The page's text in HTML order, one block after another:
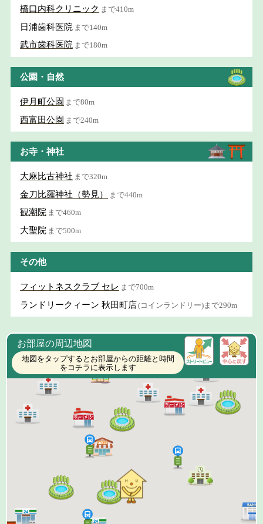
橋口内科クリニック まで410m
日浦歯科医院 まで140m
武市歯科医院 まで180m
公園・自然
伊月町公園 まで80m
西富田公園 まで240m
お寺・神社
大麻比古神社 まで320m
金刀比羅神社（勢見） まで440m
観潮院 まで460m
大聖院 まで500m
その他
フィットネスクラブ セレ まで700m
ランドリークィーン 秋田町店(コインランドリー)まで290m
お部屋の周辺地図
地図をタップするとお部屋からの距離と時間
をコチラに表示します